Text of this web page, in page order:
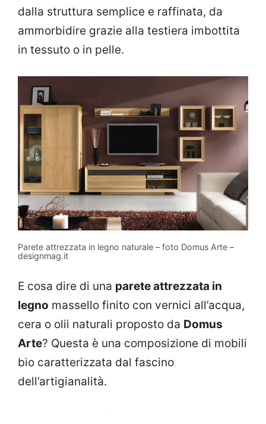
dalla struttura semplice e raffinata, da
ammorbidire grazie alla testiera imbottita
in tessuto o in pelle.
Parete attrezzata in legno naturale – foto Domus Arte –
designmag.it
E cosa dire di una parete attrezzata in
legno massello finito con vernici all’acqua,
cera o olii naturali proposto da Domus
Arte? Questa è una composizione di mobili
bio caratterizzata dal fascino
dell’artigianalità.